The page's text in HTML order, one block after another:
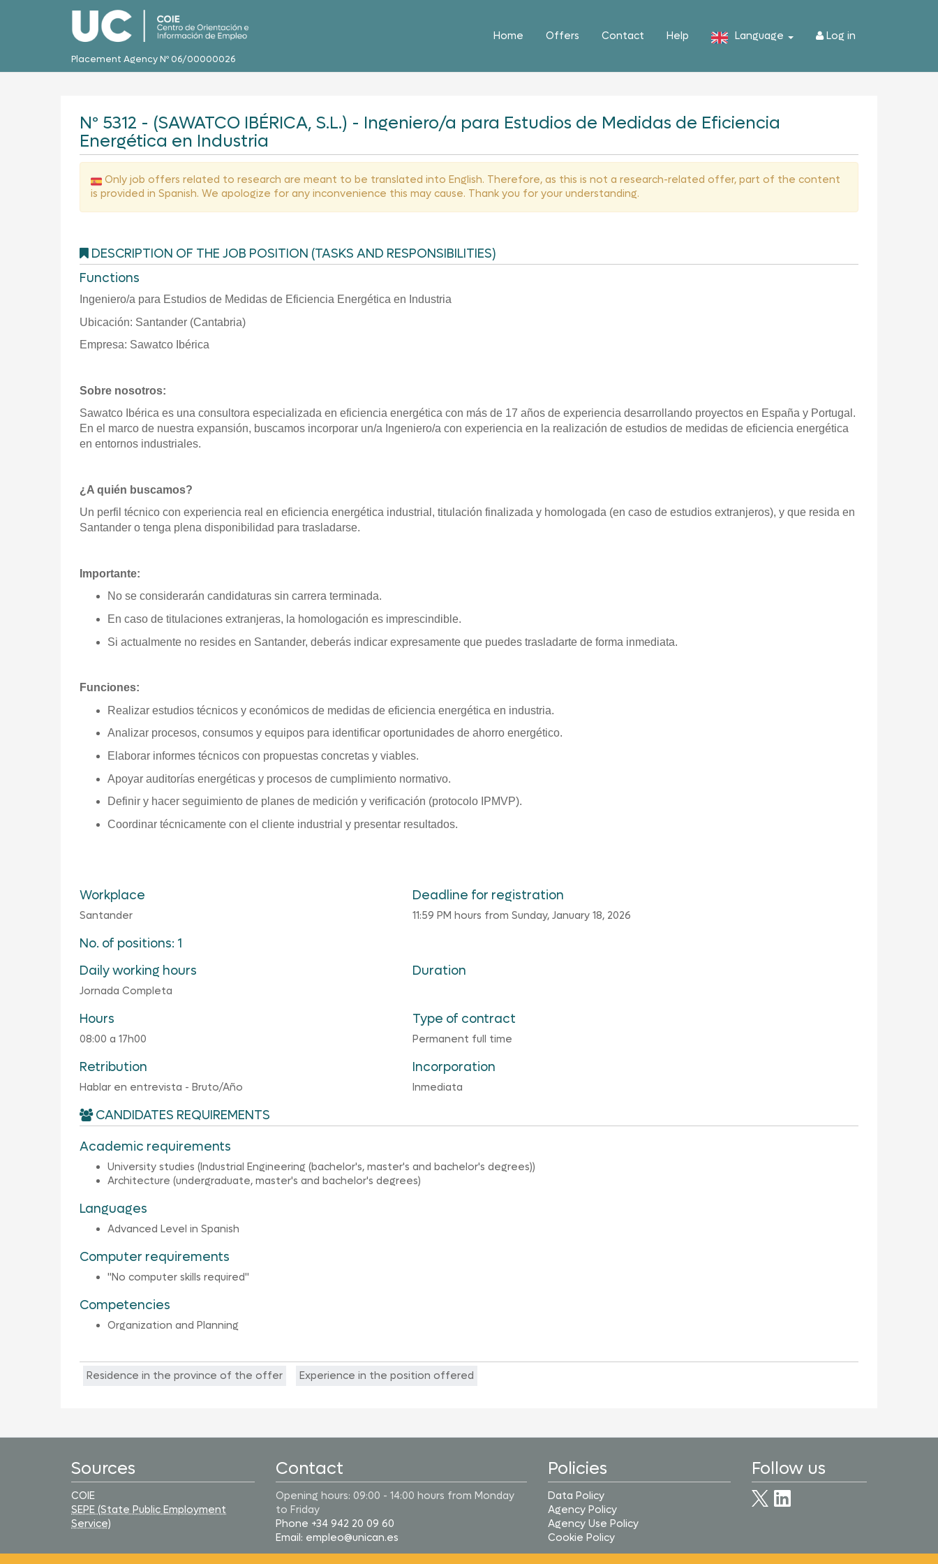
Placement Agency Nº 06/00000026
Home Offers Contact Help Language Log in
Nº 5312 - (SAWATCO IBÉRICA, S.L.) - Ingeniero/a para Estudios de Medidas de Eficiencia
Energética en Industria
Only job offers related to research are meant to be translated into English. Therefore, as this is not a research-related offer, part of the content
is provided in Spanish. We apologize for any inconvenience this may cause. Thank you for your understanding.
DESCRIPTION OF THE JOB POSITION (TASKS AND RESPONSIBILITIES)
Functions
Ingeniero/a para Estudios de Medidas de Eficiencia Energética en Industria
Ubicación: Santander (Cantabria)
Empresa: Sawatco Ibérica
Sobre nosotros:
Sawatco Ibérica es una consultora especializada en eficiencia energética con más de 17 años de experiencia desarrollando proyectos en España y Portugal.
En el marco de nuestra expansión, buscamos incorporar un/a Ingeniero/a con experiencia en la realización de estudios de medidas de eficiencia energética
en entornos industriales.
¿A quién buscamos?
Un perfil técnico con experiencia real en eficiencia energética industrial, titulación finalizada y homologada (en caso de estudios extranjeros), y que resida en
Santander o tenga plena disponibilidad para trasladarse.
Importante:
No se considerarán candidaturas sin carrera terminada.
En caso de titulaciones extranjeras, la homologación es imprescindible.
Si actualmente no resides en Santander, deberás indicar expresamente que puedes trasladarte de forma inmediata.
Funciones:
Realizar estudios técnicos y económicos de medidas de eficiencia energética en industria.
Analizar procesos, consumos y equipos para identificar oportunidades de ahorro energético.
Elaborar informes técnicos con propuestas concretas y viables.
Apoyar auditorías energéticas y procesos de cumplimiento normativo.
Definir y hacer seguimiento de planes de medición y verificación (protocolo IPMVP).
Coordinar técnicamente con el cliente industrial y presentar resultados.
Workplace
Santander
Deadline for registration
11:59 PM hours from Sunday, January 18, 2026
No. of positions: 1
Daily working hours
Jornada Completa
Duration
Hours
08:00 a 17h00
Type of contract
Permanent full time
Retribution
Hablar en entrevista - Bruto/Año
Incorporation
Inmediata
CANDIDATES REQUIREMENTS
Academic requirements
University studies (Industrial Engineering (bachelor's, master's and bachelor's degrees))
Architecture (undergraduate, master's and bachelor's degrees)
Languages
Advanced Level in Spanish
Computer requirements
"No computer skills required"
Competencies
Organization and Planning
Residence in the province of the offer Experience in the position offered
Sources
COIE
SEPE (State Public Employment
Service)
Contact
Opening hours: 09:00 - 14:00 hours from Monday
to Friday
Phone +34 942 20 09 60
Email: empleo@unican.es
Policies
Data Policy
Agency Policy
Agency Use Policy
Cookie Policy
Follow us